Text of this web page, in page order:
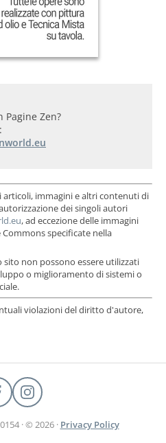
Pagine Zen?
articoli, immagini e altri contenuti di
dei singoli autori
, ad eccezione delle immagini
specificate nella
non possono essere utilizzati
o miglioramento di sistemi o
violazioni del diritto d'autore,
· © 2026 · Privacy Policy